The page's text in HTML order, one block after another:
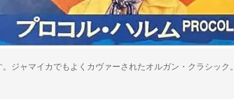
ジャマイカでもよくカヴァーされたオルガン・クラシック。